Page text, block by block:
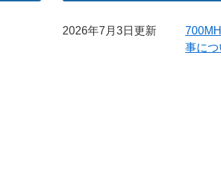
2026年7月3日更新
事につ